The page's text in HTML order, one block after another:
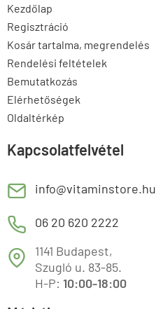
Kezdőlap
Regisztráció
Kosár tartalma, megrendelés
Rendelési feltételek
Bemutatkozás
Elérhetőségek
Oldaltérkép
Kapcsolatfelvétel
E info@vitaminstore.hu
M 06 20 620 2222
T
1141 Budapest,
Szugló u. 83-85.
H-P: 10:00-18:00